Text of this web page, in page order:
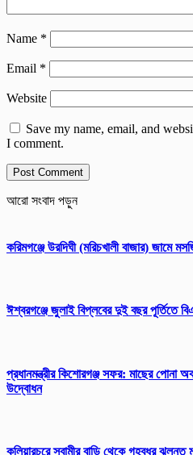
Name *
Email *
Website
Save my name, email, and
I comment.
আরো সংবাদ পড়ুন
করিমগঞ্জে উরদিঘী (মরিচখালী বাজার) জামে
ঈশ্বরগঞ্জে জুলাই বিপ্লবের দুই বছর পূর্তিতে
প্রধানমন্ত্রীর কিশোরগঞ্জ সফর: মাছের পোনা
উদ্বোধন
কুলিয়ারচরে স্বামীর বাড়ি থেকে গৃহবধূর ঝুলন্ত